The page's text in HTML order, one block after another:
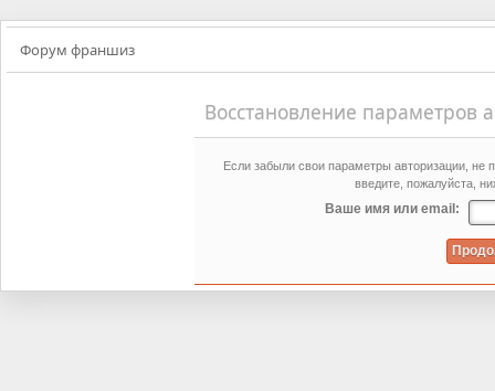
Форум франшиз
Восстановление параметров
Если забыли свои параметры авторизации, не
введите, пожалуйста,
Ваше имя или email: